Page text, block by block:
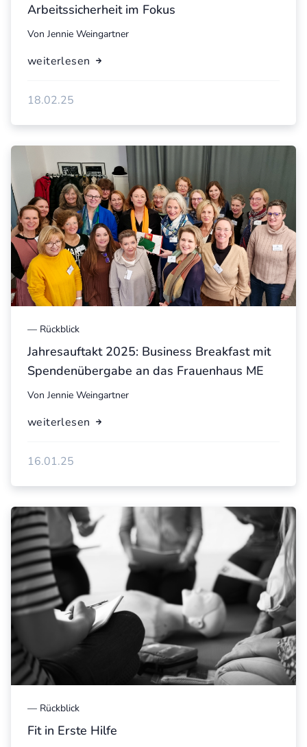
Arbeitssicherheit im Fokus
Von Jennie Weingartner
weiterlesen
18.02.25
— Rückblick
Jahresauftakt 2025: Business Breakfast mit
Spendenübergabe an das Frauenhaus ME
Von Jennie Weingartner
weiterlesen
16.01.25
— Rückblick
Fit in Erste Hilfe